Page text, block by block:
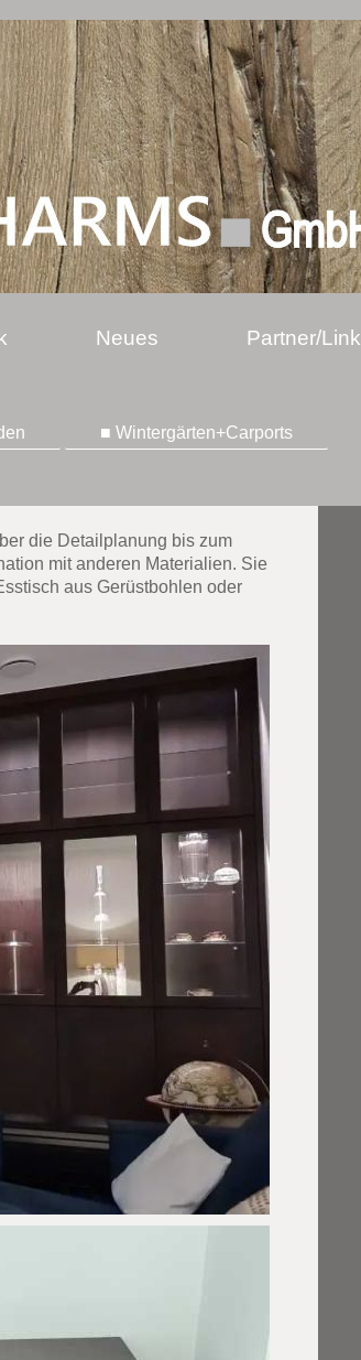
Neues Partner/
■ Wintergärten+Carports
die Detailplanung bis zum
mit anderen Materialien. Sie
aus Gerüstbohlen oder